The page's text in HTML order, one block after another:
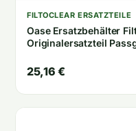
FILTOCLEAR ERSATZTEILE
Oase Ersatzbehälter
Originalersatzteil
25,16 €